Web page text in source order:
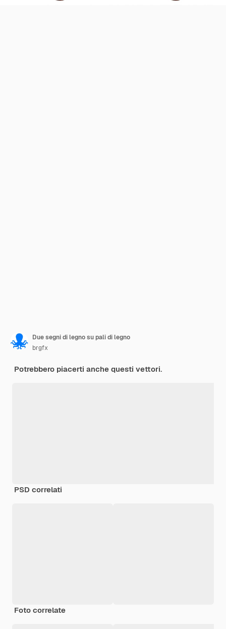
Due segni di legno su pali di legno
brgfx
Potrebbero piacerti anche questi vettori.
PSD correlati
Foto correlate